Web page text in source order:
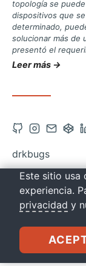
topología se
dispositivos que
determinado,
solucionar más de
presentó el
Leer más →
Abrir
de
Github
en
una
nueva
pestaña
Abrir
de
Instagram
en
una
nueva
pestaña
correo
en
una
drkbugs
Este sitio usa
experiencia.
privacidad y